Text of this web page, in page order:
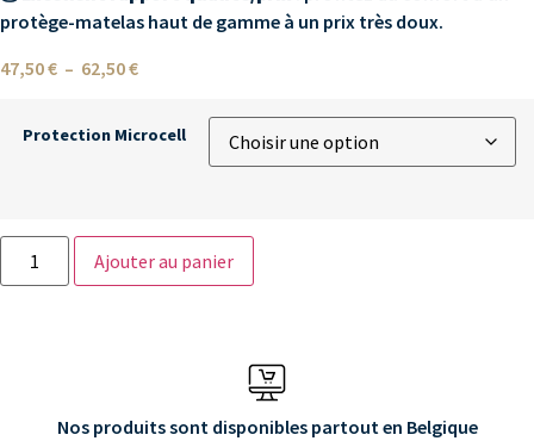
protège-matelas haut de gamme à un prix très doux.
47,50€ – 62,50€
Protection Microcell
Ajouter au panier
Nos produits sont disponibles partout en Belgique